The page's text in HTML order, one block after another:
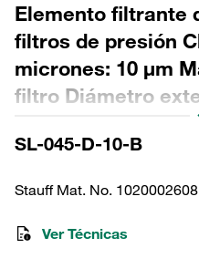
Elemento filtrante
filtros de presión
micrones: 10 µm
filtro Diámetro
Diámetro interior
(mm): 142 Sellado:
SL-045-D-10-B
Stauff Mat. No. 1020002608
Ver Técnicas